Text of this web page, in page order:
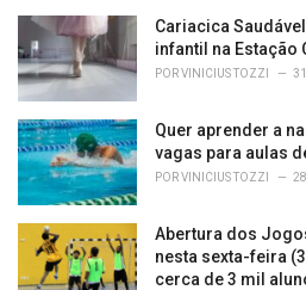
Cariacica
infantil na Estação
PORVINICIUS TOZZI
Quer aprender a
vagas para aulas
PORVINICIUS TOZZI
Abertura dos
nesta sexta-feira
cerca de 3 mil